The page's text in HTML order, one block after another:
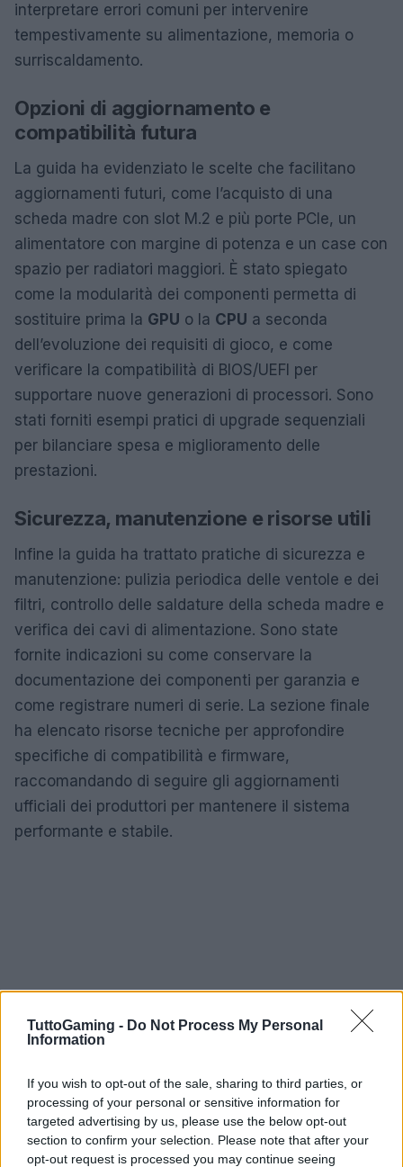
TuttoGaming - Do Not Process My Personal
Information
If you wish to opt-out of the sale, sharing to third parties, or
processing of your personal or sensitive information for
targeted advertising by us, please use the below opt-out
section to confirm your selection. Please note that after your
opt-out request is processed you may continue seeing
interpretare errori comuni per intervenire
tempestivamente su alimentazione, memoria o
surriscaldamento.
Opzioni di aggiornamento e
compatibilità futura
La guida ha evidenziato le scelte che facilitano
aggiornamenti futuri, come l’acquisto di una
scheda madre con slot M.2 e più porte PCIe, un
alimentatore con margine di potenza e un case con
spazio per radiatori maggiori. È stato spiegato
come la modularità dei componenti permetta di
sostituire prima la GPU o la CPU a seconda
dell’evoluzione dei requisiti di gioco, e come
verificare la compatibilità di BIOS/UEFI per
supportare nuove generazioni di processori. Sono
stati forniti esempi pratici di upgrade sequenziali
per bilanciare spesa e miglioramento delle
prestazioni.
Sicurezza, manutenzione e risorse utili
Infine la guida ha trattato pratiche di sicurezza e
manutenzione: pulizia periodica delle ventole e dei
filtri, controllo delle saldature della scheda madre e
verifica dei cavi di alimentazione. Sono state
fornite indicazioni su come conservare la
documentazione dei componenti per garanzia e
come registrare numeri di serie. La sezione finale
ha elencato risorse tecniche per approfondire
specifiche di compatibilità e firmware,
raccomandando di seguire gli aggiornamenti
ufficiali dei produttori per mantenere il sistema
performante e stabile.